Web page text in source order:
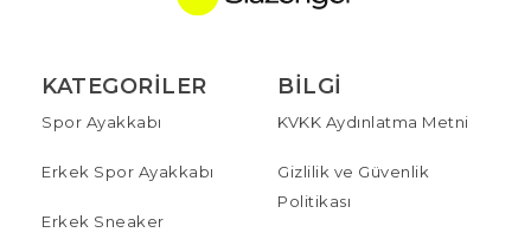
KATEGORILER
Spor Ayakkabı
Erkek Spor Ayakkabı
Erkek Sneaker
BILGI
KVKK Aydınlatma Metni
Gizlilik ve Güvenlik
Politikası